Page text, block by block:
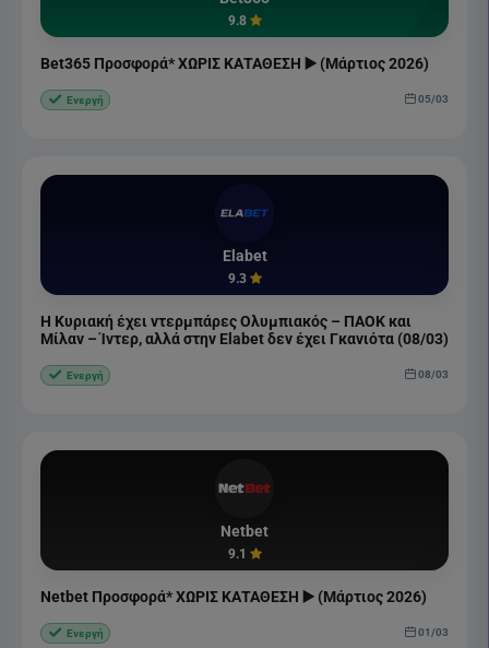
9.8
Bet365 Προσφορά* ΧΩΡΙΣ ΚΑΤΑΘΕΣΗ ▶️ (Μάρτιος 2026)
Ενεργή 05/03
Elabet
9.3
Η Κυριακή έχει ντερμπάρες Ολυμπιακός – ΠΑΟΚ και
Μίλαν – Ίντερ, αλλά στην Elabet δεν έχει Γκανιότα (08/03)
Ενεργή 08/03
Netbet
9.1
Netbet Προσφορά* ΧΩΡΙΣ ΚΑΤΑΘΕΣΗ ▶️ (Μάρτιος 2026)
Ενεργή 01/03